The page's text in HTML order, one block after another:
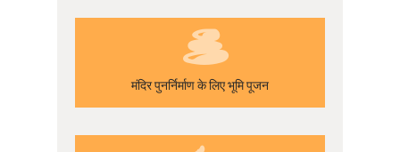
मंदिर पुनर्निर्माण के लिए भूमि पूजन